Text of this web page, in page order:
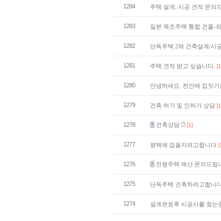
1284 주택 설계, 시공 견적 문의
1283 일본 목조주택 통합 건물-
1282 단독주택 2채 건축설계/시
1281 주택 견적 받고 싶습니다.
1280 안녕하세요. 천안에 집짓
1279 건축 허가 및 인허가 상담
1278 건축상담 [1]
1277 평택에 집을지려고합니다
1276 전원주택 예산 문의드립
1275 단독주택 건축하려고합니
1274 설계완료후 시공사를 찾는